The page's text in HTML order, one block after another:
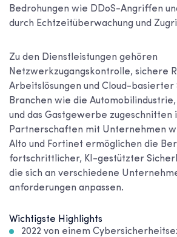
Bedrohungen wie DDoS-Angriffen
durch Echtzeitüberwachung und
Zu den Dienstleistungen gehören
Netzwerkzugangskontrolle, sichere
Arbeitslösungen und Cloud-basierter
Branchen wie die
und das Gastgewerbe zugeschnitten
Partnerschaften mit Unternehmen
Alto und Fortinet ermöglichen die
fortschrittlicher, KI-gestützter
die sich an verschiedene
anforderungen anpassen.
Wichtigste Highlights
2022 von einem